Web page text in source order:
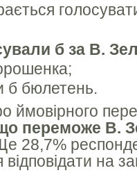
б за В.
б бюлетень.
ймовірного
переможе В.
28,7%
на